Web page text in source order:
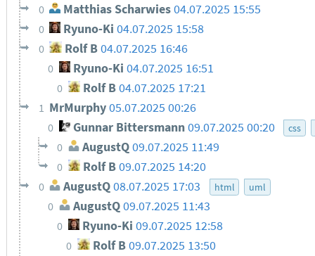
0 Matthias Scharwies04.07.2025 15:55
0 Ryuno-Ki 04.07.2025 15:58
0 Rolf B04.07.2025 16:46
0 Ryuno-Ki 04.07.2025 16:51
0 Rolf B 04.07.2025 17:21
1 MrMurphy05.07.2025 00:26
0 Gunnar Bittersmann 09.07.2025 00:20 css
0 AugustQ09.07.2025 11:49
0 Rolf B 09.07.2025 14:20
0 AugustQ08.07.2025 17:03 html uml
0 AugustQ 09.07.2025 11:43
0 Ryuno-Ki 09.07.2025 12:58
0 Rolf B09.07.2025 13:50